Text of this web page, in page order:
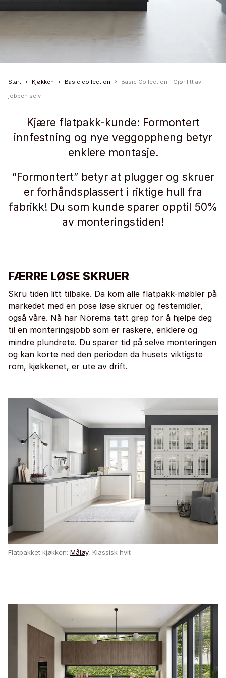
Start Kjøkken Basic collection
Basic Collection - Gjør litt av
jobben selv
Kjære flatpakk-kunde: Formontert
innfestning og nye veggoppheng betyr
enklere montasje.
”Formontert” betyr at plugger og skruer
er forhåndsplassert i riktige hull fra
fabrikk! Du som kunde sparer opptil 50%
av monteringstiden!
FÆRRE LØSE SKRUER
Skru tiden litt tilbake. Da kom alle flatpakk-møbler på
markedet med en pose løse skruer og festemidler,
også våre. Nå har Norema tatt grep for å hjelpe deg
til en monteringsjobb som er raskere, enklere og
mindre plundrete. Du sparer tid på selve monteringen
og kan korte ned den perioden da husets viktigste
rom, kjøkkenet, er ute av drift.
Flatpakket kjøkken: Måløy, Klassisk hvit